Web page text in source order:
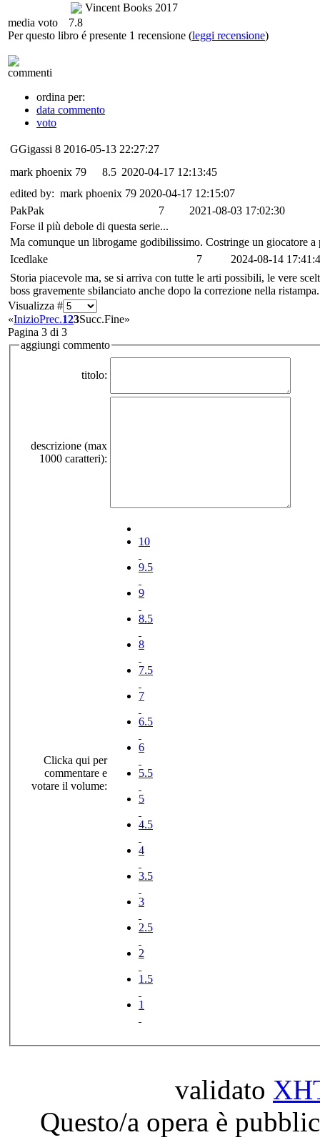
Vincent Books 2017
media voto
7.8
Per questo libro é presente 1 recensione (leggi recensione)
commenti
ordina per:
data commento
voto
GGigassi 8 2016-05-13 22:27:27
mark phoenix 79
8.5 2020-04-17 12:13:45
edited by: mark phoenix 79 2020-04-17 12:15:07
PakPak
7
2021-08-03 17:02:30
Forse il più debole di questa serie...
Ma comunque un librogame godibilissimo. Costringe un giocatore
Icedlake
7
2024-08-14
Storia piacevole ma, se si arriva con tutte le arti possibili, le vere
boss gravemente sbilanciato anche dopo la correzione nella
Visualizza #
«InizioPrec.123Succ.Fine»
Pagina 3 di 3
aggiungi commento
titolo:
descrizione (max
1000 caratteri):
Clicka qui per
commentare e
votare il volume:
10
9.5
9
8.5
8
7.5
7
6.5
6
5.5
5
4.5
4
3.5
3
2.5
2
1.5
1
validato
Questo/a opera è